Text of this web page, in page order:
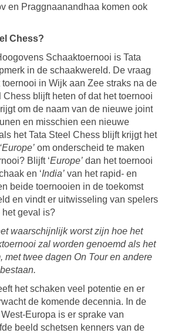
en Praggnaanandhaa komen ook
Chess?
Schaaktoernooi is Tata
in de schaakwereld. De vraag
in Wijk aan Zee straks na de
Chess blijft heten of dat het toernooi
om de naam van de nieuwe joint
en misschien een nieuwe
het Tata Steel Chess blijft krijgt het
‘Europe’ om onderscheid te maken
Blijft ‘Europe’ dan het toernooi
en ‘India’ van het rapid- en
beide toernooien in de toekomst
en vindt er uitwisseling van spelers
het geval is?
waarschijnlijk worst zijn hoe het
zal worden genoemd als het
met twee dagen On Tour en andere
het schaken veel potentie en er
de komende decennia. In de
Europa is er sprake van
beeld schetsen kenners van de